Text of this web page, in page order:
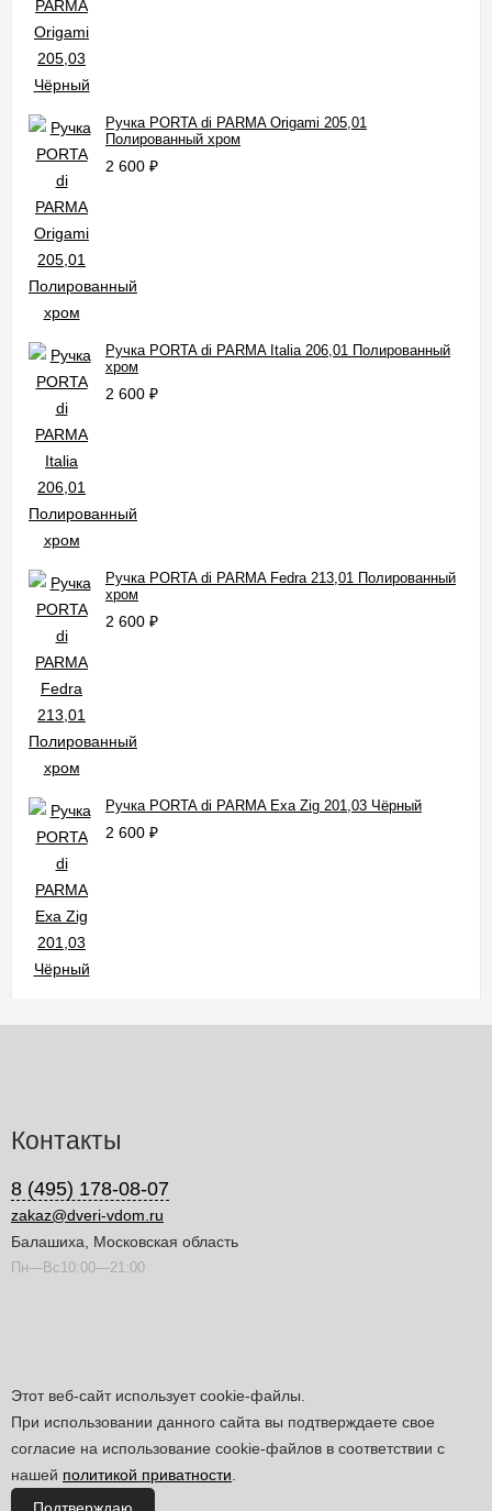
Ручка PORTA di PARMA Origami 205,01
Полированный хром
2 600 ₽
Ручка PORTA di PARMA Italia 206,01 Полированный
хром
2 600 ₽
Ручка PORTA di PARMA Fedra 213,01 Полированный
хром
2 600 ₽
Ручка PORTA di PARMA Exa Zig 201,03 Чёрный
2 600 ₽
Контакты
8 (495) 178-08-07
zakaz@dveri-vdom.ru
Балашиха, Московская область
Пн—Вс10:00—21:00
Этот веб-сайт использует cookie-файлы.
При использовании данного сайта вы подтверждаете свое
согласие на использование cookie-файлов в соответствии с
нашей политикой приватности.